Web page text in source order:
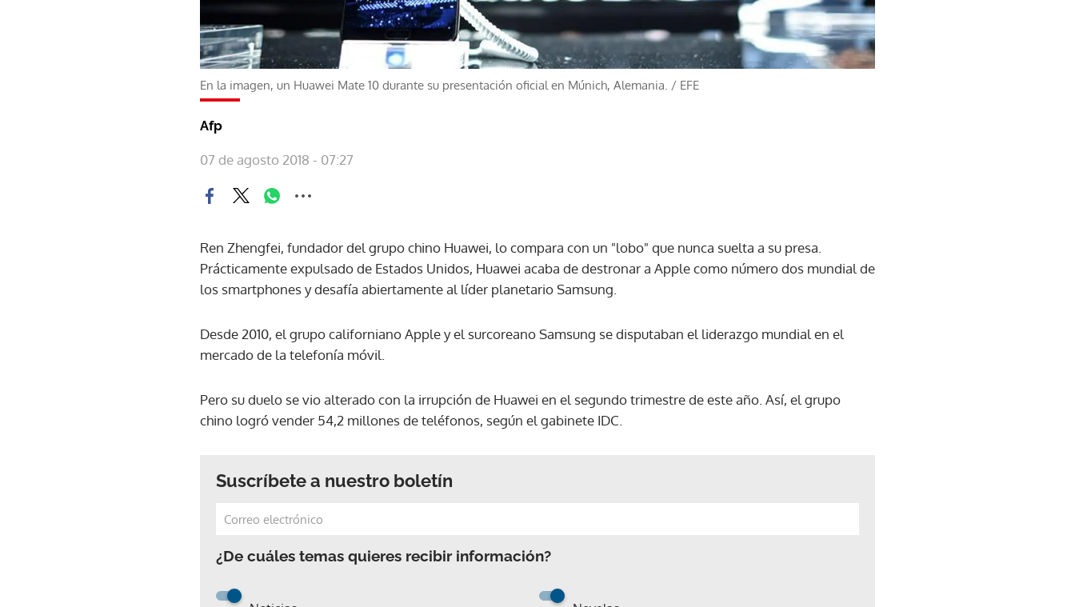
En la imagen, un Huawei Mate 10 durante su presentación oficial en Múnich, Alemania. / EFE
Afp
07 de agosto 2018 - 07:27
Ren Zhengfei, fundador del grupo chino Huawei, lo compara con un "lobo" que nunca suelta a su presa.
Prácticamente expulsado de Estados Unidos, Huawei acaba de destronar a Apple como número dos mundial de
los smartphones y desafía abiertamente al líder planetario Samsung.
Desde 2010, el grupo californiano Apple y el surcoreano Samsung se disputaban el liderazgo mundial en el
mercado de la telefonía móvil.
Pero su duelo se vio alterado con la irrupción de Huawei en el segundo trimestre de este año. Así, el grupo
chino logró vender 54,2 millones de teléfonos, según el gabinete IDC.
Suscríbete a nuestro boletín
¿De cuáles temas quieres recibir información?